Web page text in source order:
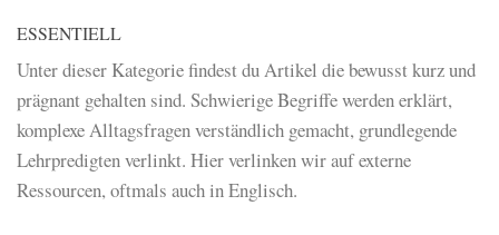
ESSENTIELL
Unter dieser Kategorie findest du Artikel die bewusst kurz und
prägnant gehalten sind. Schwierige Begriffe werden erklärt,
komplexe Alltagsfragen verständlich gemacht, grundlegende
Lehrpredigten verlinkt. Hier verlinken wir auf externe
Ressourcen, oftmals auch in Englisch.